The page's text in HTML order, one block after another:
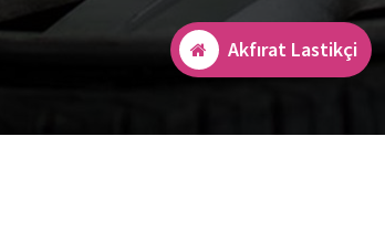
Akfırat Lastikçi